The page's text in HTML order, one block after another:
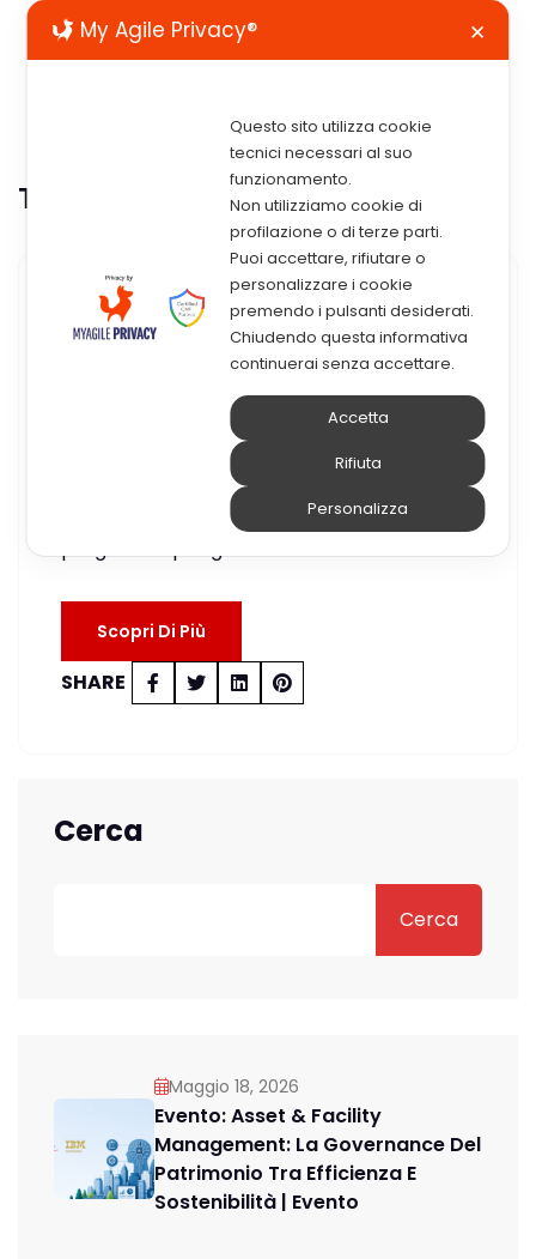
Tag: integrazione dei processi
7 Dicembre 2021
Posta Elettronica Aziendale:
Gli Strumenti Di DPM
La famiglia dei moduli applicativi della suite
di gestione documentale e di processi DPM
si arricchisce di un nuovo componente
progettato per gestire in modo…
Scopri Di Più
SHARE
Cerca
Cerca
Maggio 18, 2026
Evento: Asset & Facility
Management: La Governance Del
Patrimonio Tra Efficienza E
Sostenibilità | Evento
My Agile Privacy® ✕
Questo sito utilizza cookie
tecnici necessari al suo
funzionamento.
Non utilizziamo cookie di
profilazione o di terze parti.
Puoi accettare, rifiutare o
personalizzare i cookie
premendo i pulsanti desiderati.
Chiudendo questa informativa
continuerai senza accettare.
Accetta
Rifiuta
Personalizza